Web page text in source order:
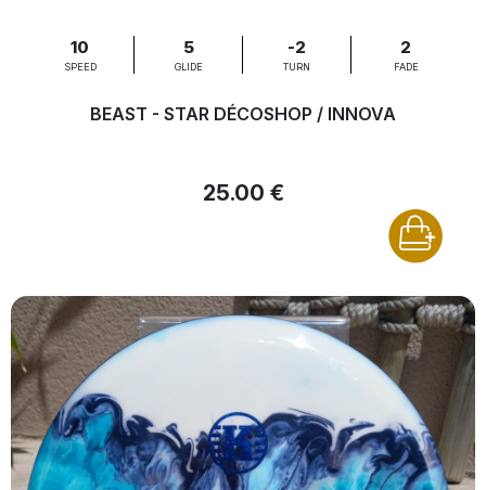
10
SPEED
5
GLIDE
-2
TURN
2
FADE
BEAST - STAR DÉCOSHOP / INNOVA
25.00 €